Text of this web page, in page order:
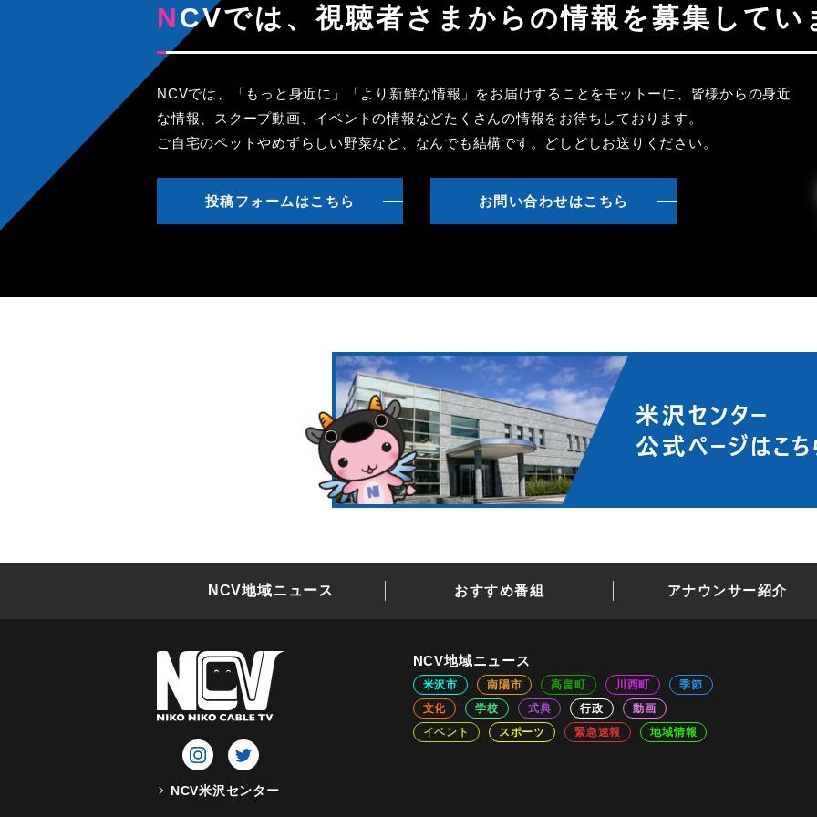
NCVでは、視聴者さまからの情報を募集してい
NCVでは、「もっと身近に」「より新鮮な情報」をお届けすることをモットーに、皆様からの身近
な情報、スクープ動画、イベントの情報などたくさんの情報をお待ちしております。
ご自宅のペットやめずらしい野菜など、なんでも結構です。どしどしお送りください。
投稿フォームはこちら お問い合わせはこちら
NCV地域ニュース おすすめ番組 アナウンサー紹介
NCV米沢センター
NCV地域ニュース
米沢市 南陽市 高畠町 川西町
季節
文化
学校 式典 行政
動画
イベント
スポーツ 緊急速報 地域情報